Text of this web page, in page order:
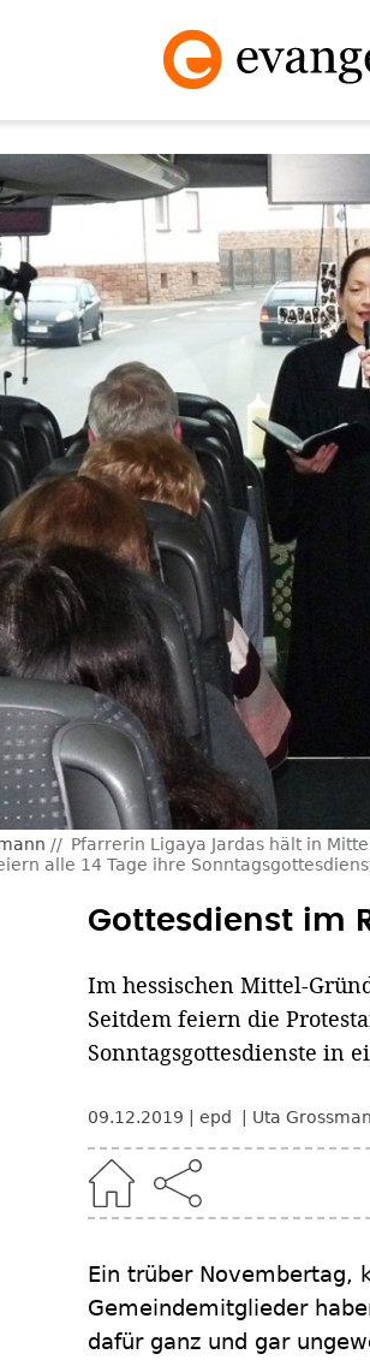
Pfarrerin Ligaya Jardas hält in
alle 14 Tage ihre
Gottesdienst im
Im hessischen Mittel-
Seitdem feiern die
Sonntagsgottesdienste in
09.12.2019 epd Uta
Ein trüber Novembertag,
Gemeindemitglieder
dafür ganz und gar